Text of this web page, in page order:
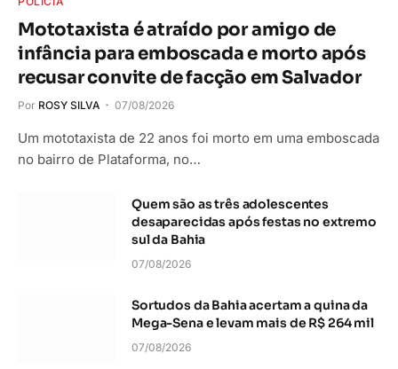
Mototaxista é atraído por amigo de
infância para emboscada e morto após
recusar convite de facção em Salvador
Por ROSY SILVA 07/08/2026
Um mototaxista de 22 anos foi morto em uma emboscada
no bairro de Plataforma, no…
Quem são as três adolescentes
desaparecidas após festas no extremo
sul da Bahia
07/08/2026
Sortudos da Bahia acertam a quina da
Mega-Sena e levam mais de R$ 264 mil
07/08/2026